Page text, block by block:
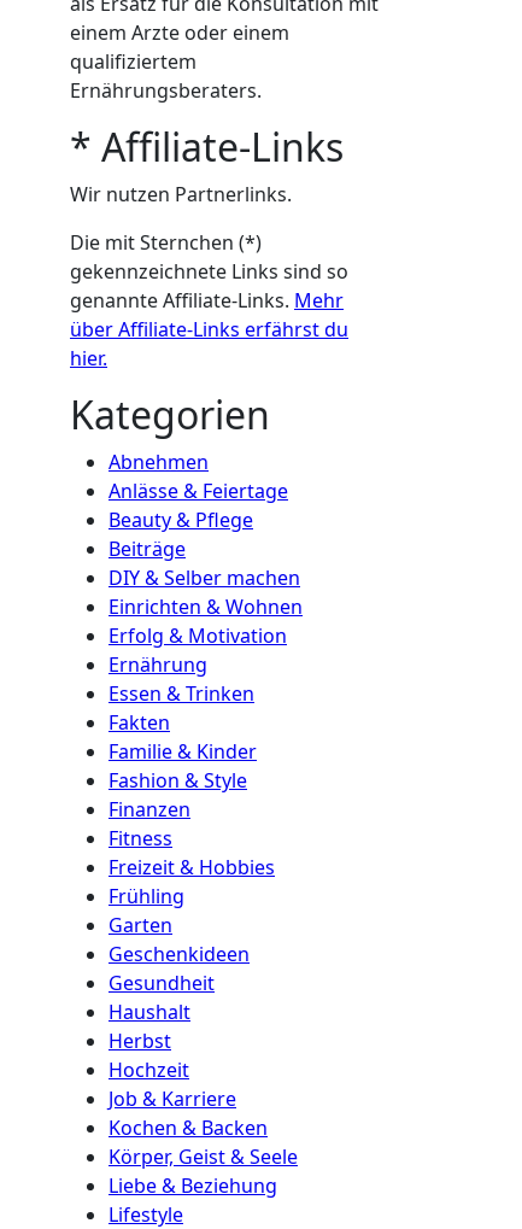
einem Arzte oder einem
qualifiziertem
Ernährungsberaters.
* Affiliate-Links
Wir nutzen Partnerlinks.
Die mit Sternchen (*)
gekennzeichnete Links sind so
genannte Affiliate-Links. Mehr
über Affiliate-Links erfährst du
hier.
Kategorien
Abnehmen
Anlässe & Feiertage
Beauty & Pflege
Beiträge
DIY & Selber machen
Einrichten & Wohnen
Erfolg & Motivation
Ernährung
Essen & Trinken
Fakten
Familie & Kinder
Fashion & Style
Finanzen
Fitness
Freizeit & Hobbies
Frühling
Garten
Geschenkideen
Gesundheit
Haushalt
Herbst
Hochzeit
Job & Karriere
Kochen & Backen
Körper, Geist & Seele
Liebe & Beziehung
Lifestyle